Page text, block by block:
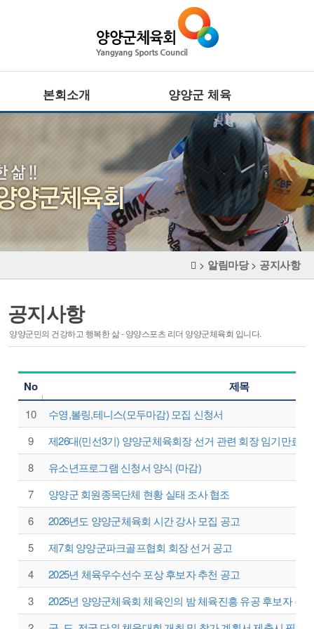
본회소개
설립목적 · 연혁
사업추진방향
CI
조직기구표
체육시설
양양군 체육
전문체육
주요기능
·대회정보
생활체육
·주요기능
대회정보
·주요기능
스포츠 마케팅
·주요기능
회원종목단체
종목단체
클럽등록 및 동호인 등록
생활프로그램
서핑특화프로그램
레저스포츠 체험 프로그램
접수조회
자유게시판
관련사이트
경영공시 알림마당
> 알림마당> 공지사항
공지사항
양양군민의 건강하고 행복한 삶 - 양양스포츠 리더 양양군체육회 입니다.
No 제목
10
수영,볼링,테니스(모두마감) 모집 신청서
9
제26대(민선3기) 양양군체육회장 선거 관련 회장 임기만료
8
유소년프로그램 신청서 양식 (마감)
7
양양군 회원종목단체 현황 실태 조사 협조
6
2026년도 양양군체육회 시간 강사 모집 공고
5
제7회 양양군파크골프협회 회장 선거 공고
4
2025년 체육우수선수 포상 후보자 추천 공고
3
2025년 양양군체육회 체육인의 밤 체육진흥 유공 후보자 추천